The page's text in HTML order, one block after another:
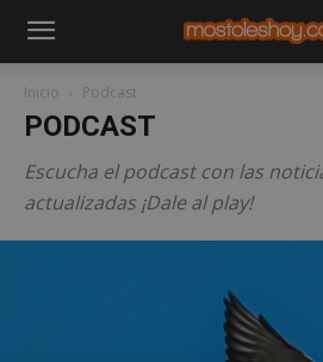
Inicio Podcast
PODCAST
Escucha el podcast con las
actualizadas ¡Dale al play!